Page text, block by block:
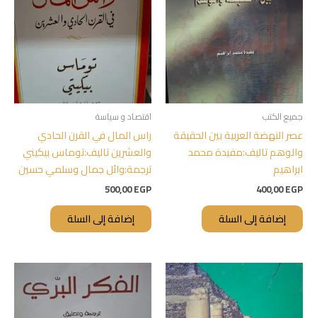
جميع الكتب
عصر النهضة العربية بين الحقيقة
والوهم تاليف:مفيدة محمد
ابراهيم
400,00EGP
إضافة إلى السلة
اقتصاد و سياسة
راس المال في القرن الحادي
والعشرين تاليف:توماس بيكيني
ترجمة:وائل جمال وسلمي حسين
500,00EGP
إضافة إلى السلة